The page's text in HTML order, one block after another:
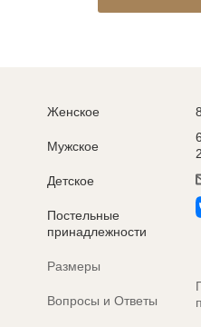
Женское
Мужское
Детское
Постельные
принадлежности
Размеры
Вопросы и Ответы